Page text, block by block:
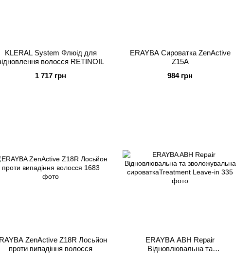
KLERAL System Флюід для
волосся RETINOIL
1 717 грн
ERAYBA Сироватка ZenActive
Z15A
984 грн
ZenActive Z18R Лосьйон
проти випадіння волосся
ERAYBA ABH Repair
Відновлювальна та